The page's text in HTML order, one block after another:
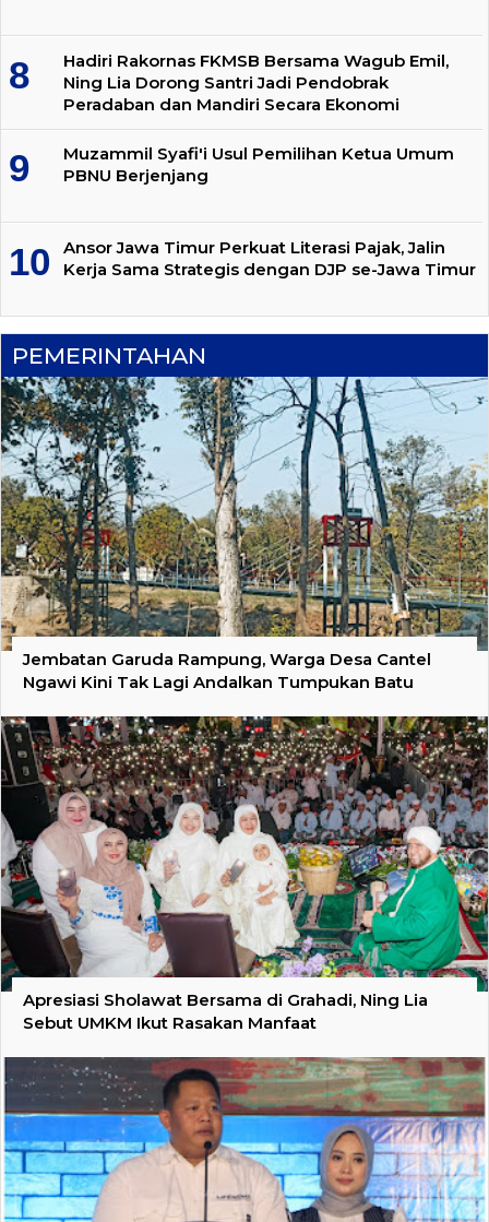
Hadiri Rakornas FKMSB Bersama Wagub Emil,
Ning Lia Dorong Santri Jadi Pendobrak
Peradaban dan Mandiri Secara Ekonomi
Muzammil Syafi'i Usul Pemilihan Ketua Umum
PBNU Berjenjang
Ansor Jawa Timur Perkuat Literasi Pajak, Jalin
Kerja Sama Strategis dengan DJP se-Jawa Timur
PEMERINTAHAN
Jembatan Garuda Rampung, Warga Desa Cantel
Ngawi Kini Tak Lagi Andalkan Tumpukan Batu
Apresiasi Sholawat Bersama di Grahadi, Ning Lia
Sebut UMKM Ikut Rasakan Manfaat